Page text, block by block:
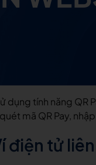
dụng tính năng QR
mã QR Pay,
điện tử